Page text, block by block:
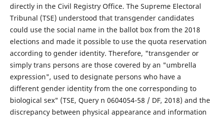
directly in the Civil Registry Office. The Supreme Electoral
Tribunal (TSE) understood that transgender candidates
could use the social name in the ballot box from the 2018
elections and made it possible to use the quota reservation
according to gender identity. Therefore, "transgender or
simply trans persons are those covered by an "umbrella
expression", used to designate persons who have a
different gender identity from the one corresponding to
biological sex" (TSE, Query n 0604054-58 / DF, 2018) and the
discrepancy between physical appearance and information